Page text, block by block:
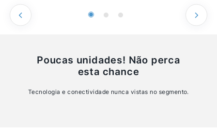
Poucas unidades! Não perca
esta chance
Tecnologia e conectividade nunca vistas no segmento.